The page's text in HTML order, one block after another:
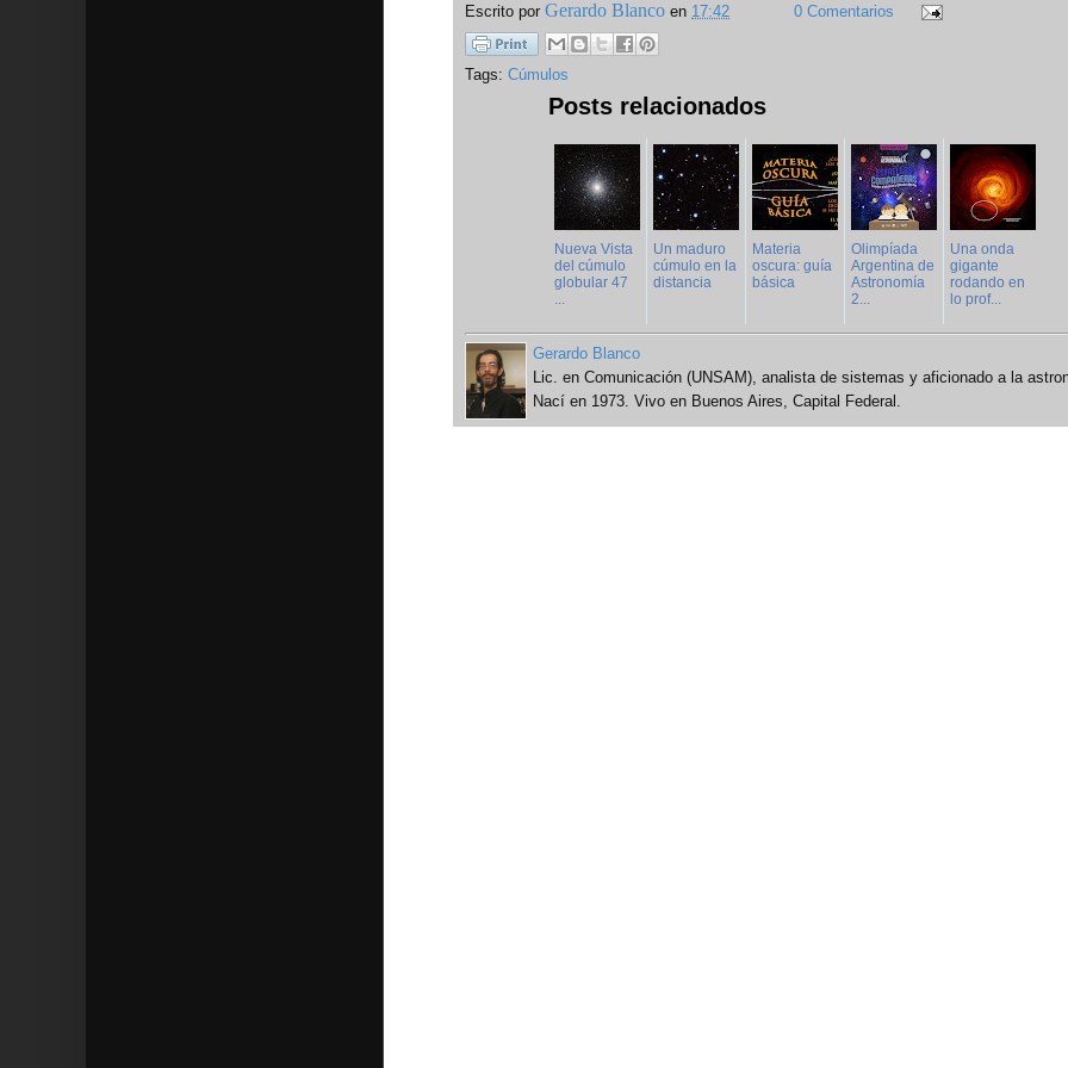
Escrito por Gerardo Blanco en 17:42 0 Comentarios
Tags: Cúmulos
Posts relacionados
Nueva Vista
del cúmulo
globular 47
...
Un maduro
cúmulo en la
distancia
Materia
oscura: guía
básica
Olimpíada
Argentina de
Astronomía
2...
Una onda
gigante
rodando en
lo prof...
Gerardo Blanco
Lic. en Comunicación (UNSAM), analista de sistemas y aficionado a la
Nací en 1973. Vivo en Buenos Aires, Capital Federal.